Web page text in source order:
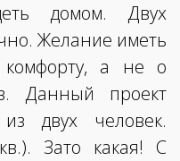
домом. Двух
Желание иметь
а не о
Данный проект
двух человек.
Зато какая! С